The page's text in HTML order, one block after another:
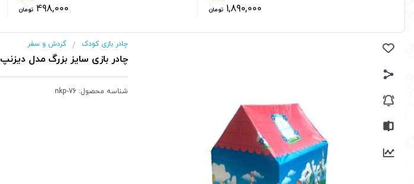
1,890,000 تومان 498,000 تومان
چادر بازی کودک / گردش و سفر
چادر بازی سایز بزرگ مدل دیزنپ
شناسه محصول: nkp-76